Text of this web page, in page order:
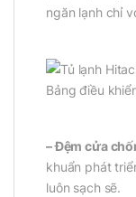
ngăn lạnh chỉ
– Đệm cửa
khuẩn phát
luôn sạch sẽ.